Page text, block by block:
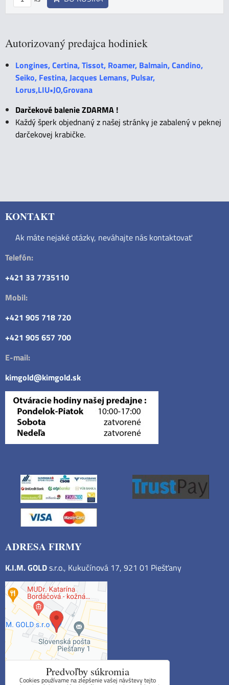
Autorizovaný predajca hodiniek
Longines, Certina, Tissot, Roamer, Balmain, Candino,
Seiko, Festina, Jacques Lemans, Pulsar,
Lorus,LIU•JO,Grovana
Darčekové balenie ZDARMA !
Každý šperk objednaný z našej stránky je zabalený v peknej
darčekovej krabičke.
KONTAKT
Ak máte nejaké otázky, neváhajte nás kontaktovať
Telefón:
+421 33 7735110
Mobil:
+421 905 718 720
+421 905 657 700
E-mail:
kimgold@kimgold.sk
ADRESA FIRMY
K.I.M. GOLDs.r.o., Kukučínová 17, 921 01 Piešťany
Predvoľby súkromia
Cookies používame na zlepšenie vašej návštevy tejto